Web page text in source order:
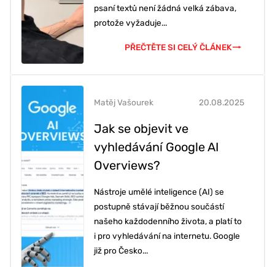
psaní textů není žádná velká zábava,
protože vyžaduje...
PŘEČTĚTE SI CELÝ ČLÁNEK
Jak se objevit ve
vyhledávání Google AI
Overviews?
20.08.2025
Matěj Vašourek
Nástroje umělé inteligence (AI) se
postupně stávají běžnou součástí
našeho každodenního života, a platí to
i pro vyhledávání na internetu. Google
již pro Česko...